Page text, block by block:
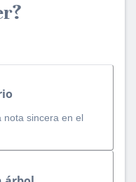
nota sincera en el